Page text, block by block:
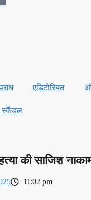
एडिटोरियल
स्कैंडल
की साजिश
11:02 pm